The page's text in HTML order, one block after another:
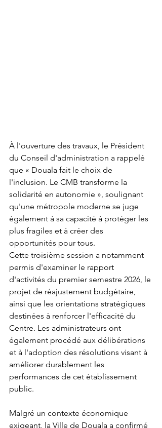
À l'ouverture des travaux, le Président
du Conseil d'administration a rappelé
que « Douala fait le choix de
l'inclusion. Le CMB transforme la
solidarité en autonomie », soulignant
qu'une métropole moderne se juge
également à sa capacité à protéger les
plus fragiles et à créer des
opportunités pour tous.
Cette troisième session a notamment
permis d'examiner le rapport
d'activités du premier semestre 2026, le
projet de réajustement budgétaire,
ainsi que les orientations stratégiques
destinées à renforcer l'efficacité du
Centre. Les administrateurs ont
également procédé aux délibérations
et à l'adoption des résolutions visant à
améliorer durablement les
performances de cet établissement
public.
Malgré un contexte économique
exigeant, la Ville de Douala a confirmé